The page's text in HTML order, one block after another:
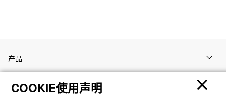
产品
客户支持
COOKIE使用声明